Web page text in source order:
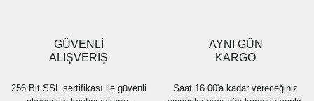
Ürün fiyatı diğer sitelerden daha pahalı.
Bu ürüne benzer farklı alternatifler olmalı.
GÜVENLİ
ALIŞVERİŞ
256 Bit SSL sertifikası ile güvenli
AYNI GÜN
KARGO
Saat 16.00'a kadar vereceğiniz